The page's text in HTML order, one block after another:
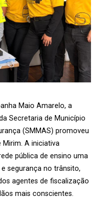
Maio Amarelo, a
Secretaria de Município
(SMMAS) promoveu
A iniciativa
pública de ensino uma
segurança no trânsito,
agentes de fiscalização
mais conscientes.